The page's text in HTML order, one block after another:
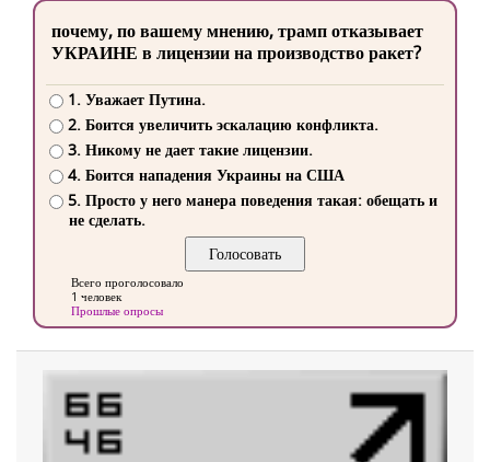
почему, по вашему мнению, трамп отказывает
УКРАИНЕ в лицензии на производство ракет?
1. Уважает Путина.
2. Боится увеличить эскалацию конфликта.
3. Никому не дает такие лицензии.
4. Боится нападения Украины на США
5. Просто у него манера поведения такая: обещать и
не сделать.
Всего проголосовало
1 человек
Прошлые опросы